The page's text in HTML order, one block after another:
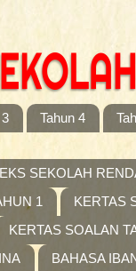
Tahun 4
SEKOLAH
1 KERTAS
KERTAS SOALAN
BAHASA